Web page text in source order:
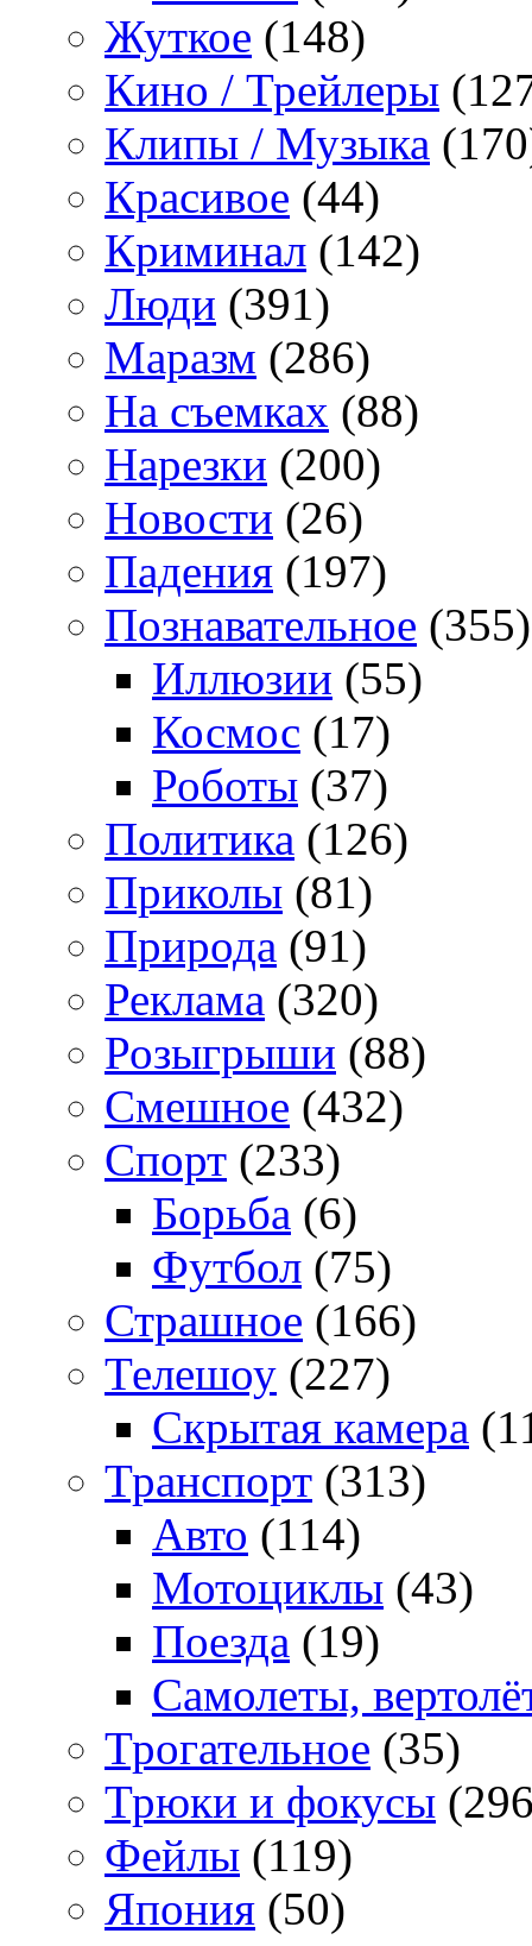
Жуткое (148)
Кино / Трейлеры
Клипы / Музыка
Красивое (44)
Криминал (142)
Люди (391)
Маразм (286)
На съемках (88)
Нарезки (200)
Новости (26)
Падения (197)
Познавательное (355)
Иллюзии (55)
Космос (17)
Роботы (37)
Политика (126)
Приколы (81)
Природа (91)
Реклама (320)
Розыгрыши (88)
Смешное (432)
Спорт (233)
Борьба (6)
Футбол (75)
Страшное (166)
Телешоу (227)
Скрытая камера
Транспорт (313)
Авто (114)
Мотоциклы (43)
Поезда (19)
Самолеты,
Трогательное (35)
Трюки и фокусы
Фейлы (119)
Япония (50)